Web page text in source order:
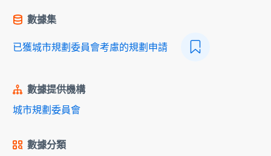
數據集
已獲城市規劃委員會考慮的規劃申請
數據提供機構
城市規劃委員會
數據分類